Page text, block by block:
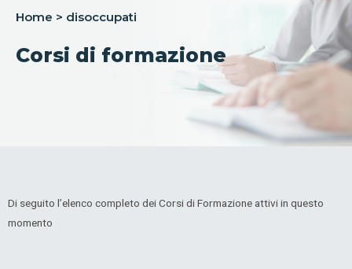
Home > disoccupati
Corsi di formazione
Di seguito l’elenco completo dei Corsi di Formazione attivi in questo
momento